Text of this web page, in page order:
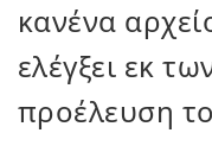
κανένα
ελέγξει εκ
προέλευση